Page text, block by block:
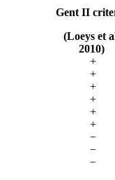
Gent II
(Loeys et
2010)
+
+
+
+
+
+
−
−
−